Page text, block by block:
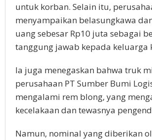
untuk korban. Selain itu,
menyampaikan belasungkawa
uang sebesar Rp10 juta sebagai
tanggung jawab kepada keluarga
Ia juga menegaskan bahwa truk
perusahaan PT Sumber Bumi
mengalami rem blong, yang
kecelakaan dan tewasnya
Namun, nominal yang diberikan